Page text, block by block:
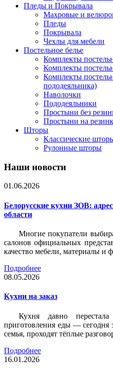
Пледы и Покрывала
Махровые и
Пледы
Покрывала
Чехлы для мебели
Постельное белье
Комплекты
Комплекты
Комплекты
пододеяльника)
Наволочки
Пододеяльники
Простыни без
Простыни на
Шторы
Классические
Рулонные шторы
Наши новости
01.06.2026
Белорусские кухни ЗОВ:
области
Многие покупатели
салонов официальных
качество мебели, материалы и
Подробнее
08.05.2026
Кухни на заказ
Кухня давно
приготовления еды — сегодня
семья, проходят тёплые
Подробнее
16.01.2026